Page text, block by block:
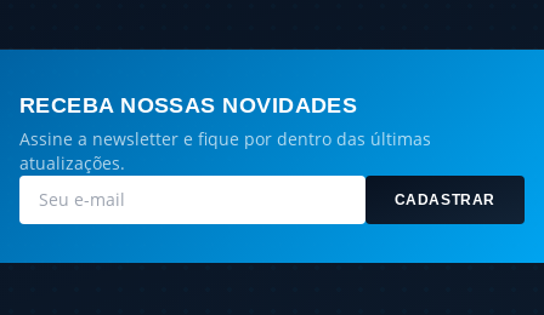
RECEBA NOSSAS NOVIDADES
Assine a newsletter e fique por dentro das últimas
atualizações.
CADASTRAR